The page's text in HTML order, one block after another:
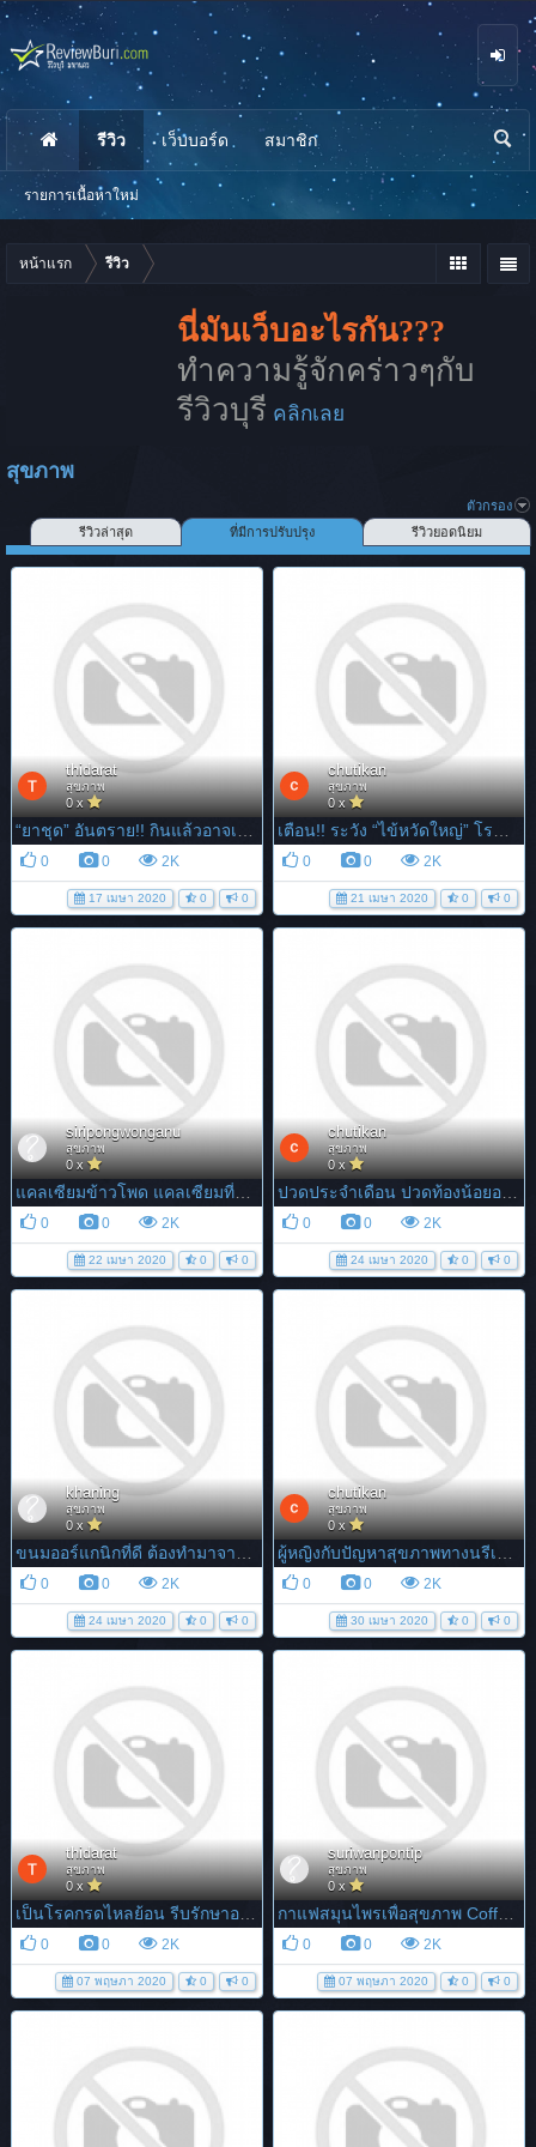
หน้าแรก รีวิว
นี่มันเว็บอะไรกัน???
ทำความรู้จักคร่าวๆกับ
รีวิวบุรี คลิกเลย
สุขภาพ
ตัวกรอง
รีวิวล่าสุด
ที่มีการปรับปรุง รีวิวยอดนิยม
thidarat
สุขภาพ
0 x
“ยาชุด” อันตราย!! กินแล้วอาจเสี่ยงถึงตาย
0 0 2K
17 เมษา 2020 0 0
chutikan
สุขภาพ
0 x
เตือน!! ระวัง “ไข้หวัดใหญ่” โรคที่ไม่ควรมองข้าม
0 0 2K
21 เมษา 2020 0 0
siripongwonganu
สุขภาพ
0 x
0 0 2K
22 เมษา 2020 0 0
chutikan
สุขภาพ
0 x
0 0 2K
24 เมษา 2020 0 0
khaning
สุขภาพ
0 x
0 0 2K
24 เมษา 2020 0 0
chutikan
สุขภาพ
0 x
0 0 2K
30 เมษา 2020 0 0
thidarat
สุขภาพ
0 x
0 0 2K
07 พฤษภา 2020 0 0
suriwanpontip
สุขภาพ
0 x
0 0 2K
07 พฤษภา 2020 0 0
รีวิว
รายการเนื้อหาใหม่
เว็บบอร์ด สมาชิก
นห
า